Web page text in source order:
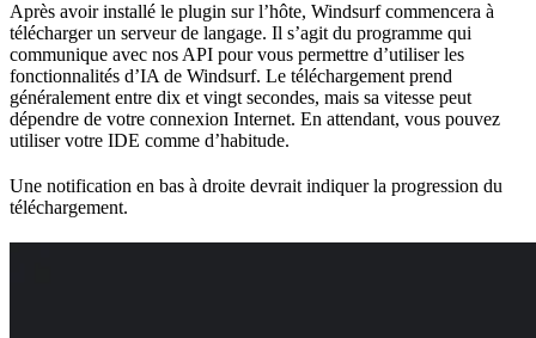
Après avoir installé le plugin sur l’hôte, Windsurf commencera à
télécharger un serveur de langage. Il s’agit du programme qui
communique avec nos API pour vous permettre d’utiliser les
fonctionnalités d’IA de Windsurf. Le téléchargement prend
généralement entre dix et vingt secondes, mais sa vitesse peut
dépendre de votre connexion Internet. En attendant, vous pouvez
utiliser votre IDE comme d’habitude.
Une notification en bas à droite devrait indiquer la progression du
téléchargement.